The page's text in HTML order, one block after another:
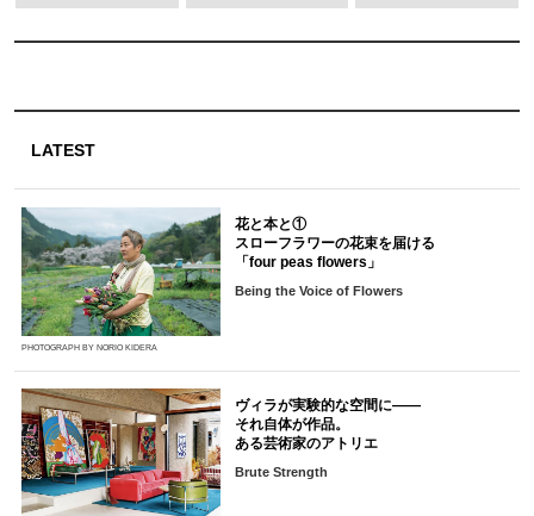
LATEST
PHOTOGRAPH BY NORIO KIDERA
花と本と①
スローフラワーの花束を届ける
「four peas flowers」
Being the Voice of Flowers
ヴィラが実験的な空間に――
それ自体が作品。
ある芸術家のアトリエ
Brute Strength